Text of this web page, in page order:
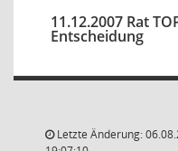
11.12.2007 Rat
Entscheidung
Letzte Änderung: